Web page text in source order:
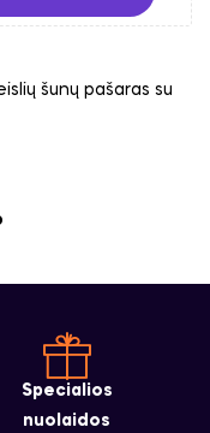
šunų pašaras su
Specialios
nuolaidos